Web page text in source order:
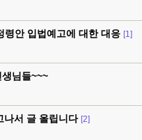
령안 입법예고에 대한 대응 [1]
님들~~~
나서 글 올립니다 [2]